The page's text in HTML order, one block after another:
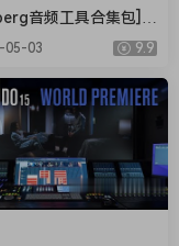
its seamless
Sound panel to
if you’re not a
export audio
project..
音频工具合集包] S
Complete Bundle
[MacOSX]（26.4G
05-03 9.9